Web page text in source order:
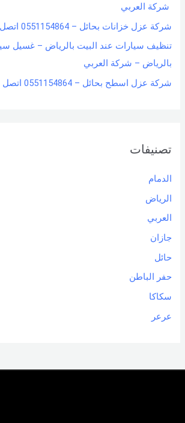
شركة العربي
شركة عزل خزانات بحائل – 0551154864 اتصل بنا – شركة العربي
تنظيف سيارات عند البيت بالرياض – غسيل
بالرياض – شركة العربي
شركة عزل اسطح بحائل – 0551154864 اتصل بنا – شركة العربي
تصنيفات
الدمام
الرياض
العربي
جازان
حائل
حفر الباطن
سكاكا
عرعر